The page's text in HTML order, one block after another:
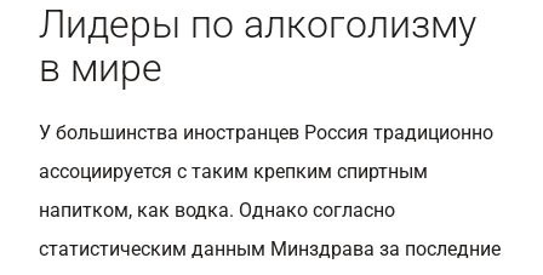
Лидеры по алкоголизму
в мире
У большинства иностранцев Россия традиционно
ассоциируется с таким крепким спиртным
напитком, как водка. Однако согласно
статистическим данным Минздрава за последние